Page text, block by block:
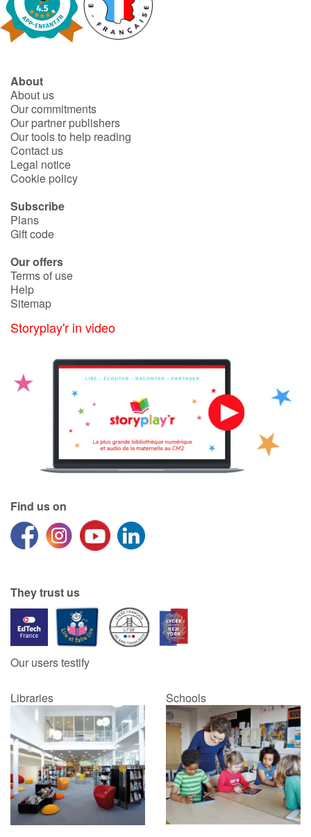
About
About us
Our commitments
Our partner publishers
Our tools to help reading
Contact us
Legal notice
Cookie policy
Subscribe
Plans
Gift code
Our offers
Terms of use
Help
Sitemap
Storyplay'r in video
Find us on
They trust us
Our users testify
Libraries Schools